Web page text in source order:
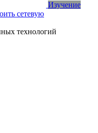
Изучение
сетевую
технологий